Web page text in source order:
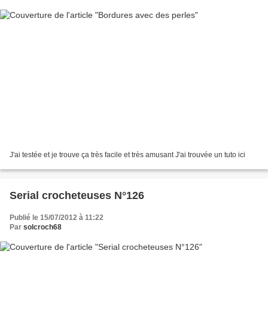
J'ai testée et je trouve ça très facile et très amusant J'ai trouvée un tuto ici
Serial crocheteuses N°126
Publié le 15/07/2012 à 11:22
Par solcroch68